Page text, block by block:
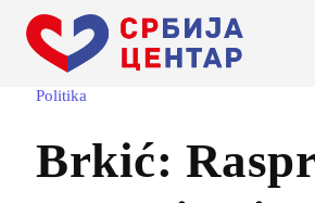
Politika
Brkić: